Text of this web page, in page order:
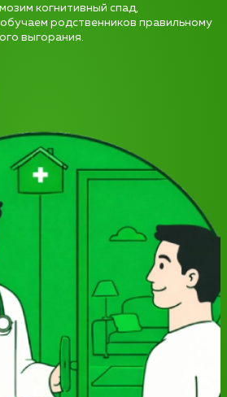
когнитивный спад,
родственников правильному
выгорания.